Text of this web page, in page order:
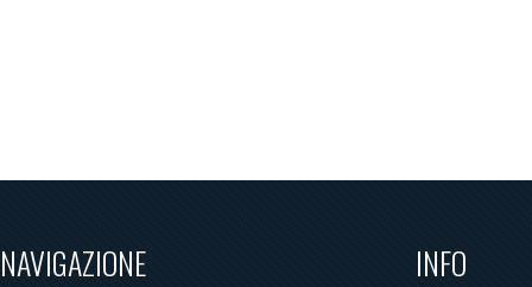
NAVIGAZIONE INFO